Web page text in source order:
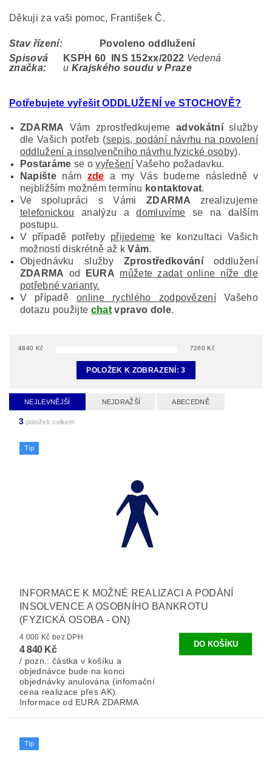
Děkuji za vaši pomoc, František Č.
Stav řízení:
Povoleno oddlužení
Spisová
značka:
KSPH 60 INS 152xx/2022 Vedená
u Krajského soudu v Praze
Potřebujete vyřešit ODDLUŽENÍ ve STOCHOVĚ?
ZDARMA Vám zprostředkujeme advokátníslužby
dle Vašich potřeb (sepis, podání návrhu na povolení
oddlužení a insolvenčního návrhu fyzické osoby).
Postaráme se ovyřešeníVašeho požadavku.
Napištenám zde a my Vás budeme následně v
nejbližším možném termínu kontaktovat.
Ve spolupráci s Vámi ZDARMA zrealizujeme
telefonickou analýzu adomluvíme se na dalším
postupu.
V případě potřeby přijedeme ke konzultaci Vašich
možností diskrétně až kVám.
Objednávku služby
Zprostředkováníoddlužení
ZDARMA od EURA můžete zadat online níže dle
potřebné varianty.
V případěonline rychlého zodpovězení Vašeho
dotazu použijte chatvpravo dole.
4840 Kč 7260 Kč
POLOŽEK K ZOBRAZENÍ:3
NEJLEVNĚJŠÍ NEJDRAŽŠÍ ABECEDNĚ
3 položek celkem
Tip
INFORMACE K MOŽNÉ REALIZACI A PODÁNÍ
INSOLVENCE A OSOBNÍHO BANKROTU
(FYZICKÁ OSOBA - ON)
4 000 Kč bez DPH
4 840 Kč
/ pozn.: částka v košíku a
objednávce bude na konci
objednávky anulována (infomační
cena realizace přes AK).
Informace od EURA ZDARMA
Tip